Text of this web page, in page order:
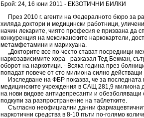
Брой: 24, 16 юни 2011 - ЕКЗОТИЧНИ БИЛКИ
През 2010 г. агенти на Федералното бюро за
хиляда доктори и медицински работници,
начин лекарите, чиято професия е призвана да
конкуренция на мексиканските наркокартели,
метамфетамини и марихуана.
„Докторите все по-често стават посредници
наркозависимите хора - разказал Тед Бекман,
оборот на наркотици. - Всяка година през
попадат повече от сто милиона силно действащи
Изследване на ФБР показва, че за последната
медицинските учреждения в САЩ 281,9 милиона
на нови видове антидепресанти и обезболяващи
подкупи за разпространение на таблетките.
Съгласно неофициални данни
наркотични средства в 8-10 пъти по-голямо